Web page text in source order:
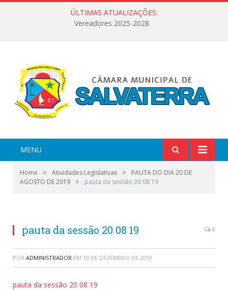
ÚLTIMAS ATUALIZAÇÕES:
Vereadores 2025-2028
MENU
Home » Atividades Legislativas »
PAUTA DO DIA 20 DE
AGOSTO DE 2019 » pauta da sessão 20 08 19
pauta da sessão 20 08 19 0
POR ADMINISTRADOR EM 10 DE DEZEMBRO DE 2019
pauta da sessão 20 08 19